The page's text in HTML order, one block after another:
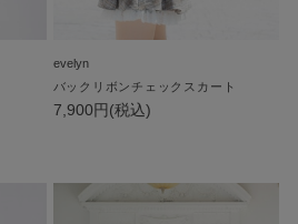
evelyn
バックリボンチェックスカート
7,900円(税込)